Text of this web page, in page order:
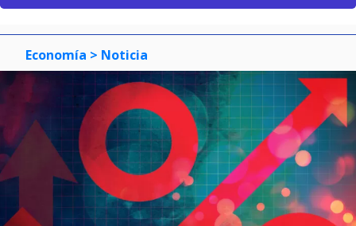
Economía > Noticia